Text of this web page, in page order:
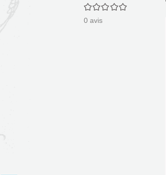
0/5
0 avis